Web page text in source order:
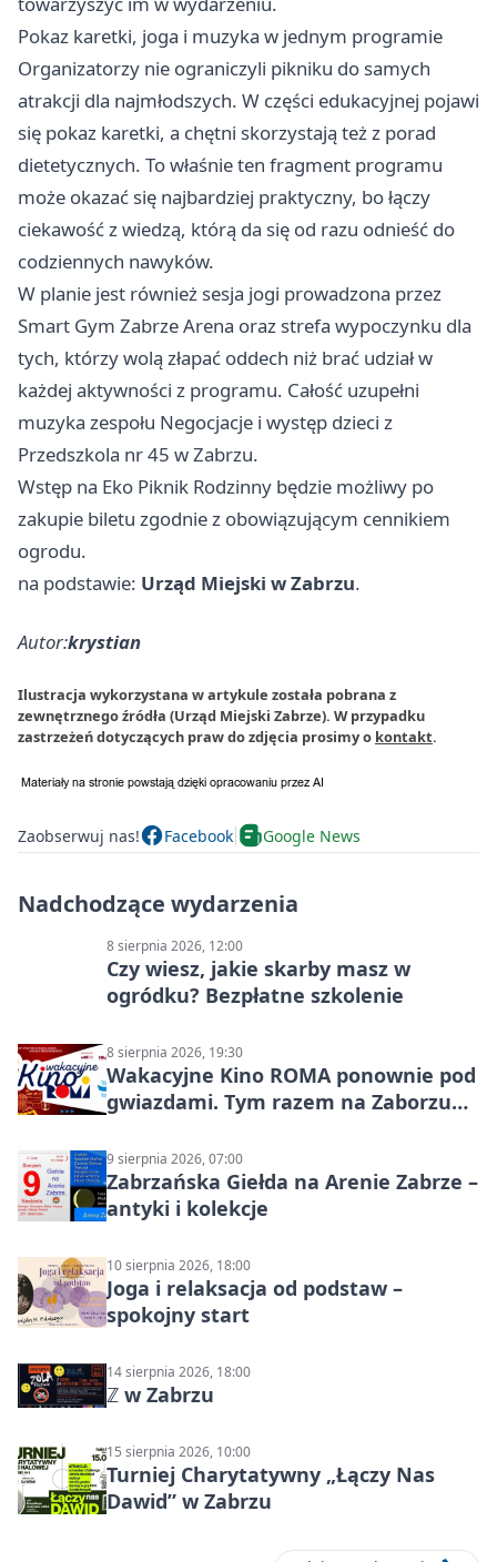
Pokaz karetki, joga i muzyka w jednym programie
Organizatorzy nie ograniczyli pikniku do samych
atrakcji dla najmłodszych. W części edukacyjnej pojawi
się pokaz karetki, a chętni skorzystają też z porad
dietetycznych. To właśnie ten fragment programu
może okazać się najbardziej praktyczny, bo łączy
ciekawość z wiedzą, którą da się od razu odnieść do
codziennych nawyków.
W planie jest również sesja jogi prowadzona przez
Smart Gym Zabrze Arena oraz strefa wypoczynku dla
tych, którzy wolą złapać oddech niż brać udział w
każdej aktywności z programu. Całość uzupełni
muzyka zespołu Negocjacje i występ dzieci z
Przedszkola nr 45 w Zabrzu.
Wstęp na Eko Piknik Rodzinny będzie możliwy po
zakupie biletu zgodnie z obowiązującym cennikiem
ogrodu.
na podstawie: Urząd Miejski w Zabrzu.
Autor:krystian
Ilustracja wykorzystana w artykule została pobrana z
zewnętrznego źródła (Urząd Miejski Zabrze). W przypadku
zastrzeżeń dotyczących praw do zdjęcia prosimy o kontakt.
Zaobserwuj nas! Facebook Google News
Nadchodzące wydarzenia
8 sierpnia 2026, 12:00
Czy wiesz, jakie skarby masz w
ogródku? Bezpłatne szkolenie
8 sierpnia 2026, 19:30
Wakacyjne Kino ROMA ponownie pod
gwiazdami. Tym razem na Zaborzu
9 sierpnia 2026, 07:00
Zabrzańska Giełda na Arenie Zabrze –
antyki i kolekcje
10 sierpnia 2026, 18:00
Joga i relaksacja od podstaw –
spokojny start
14 sierpnia 2026, 18:00
ℤ w Zabrzu
15 sierpnia 2026, 10:00
Turniej Charytatywny „Łączy Nas
Dawid” w Zabrzu